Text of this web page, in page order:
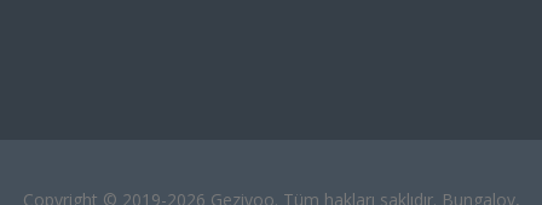
Copyright © 2019-2026 Geziyoo. Tüm hakları saklıdır. Bungalov,